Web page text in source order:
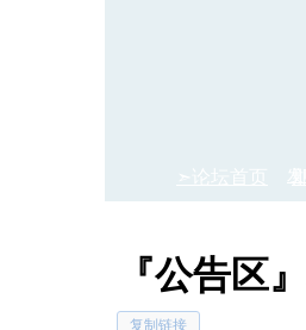
➣论坛首页
『公告区
复制链接